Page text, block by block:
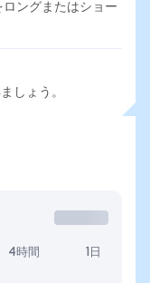
ングまたはショー
しょう。
4時間 1日